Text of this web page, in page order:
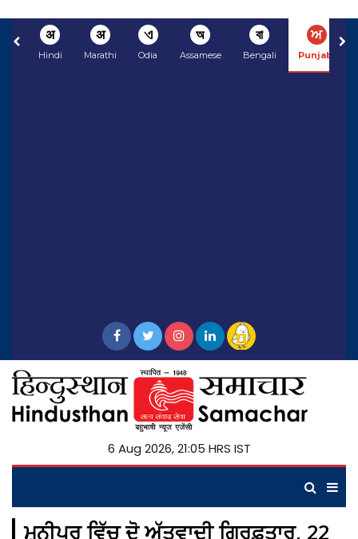
अ
Hindi
अ
Marathi
ଏ
Odia
অ
Assamese
বা
Bengali
ਅ
Punjabi
6 Aug 2026, 21:05 HRS IST
ਮਨੀਪੁਰ ਵਿੱਚ ਦੋ ਅੱਤਵਾਦੀ ਗ੍ਰਿਫ਼ਤਾਰ, 22